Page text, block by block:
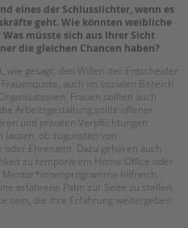
eines der Schlusslichter, wenn es
geht. Wie könnten weibliche
müsste sich aus Ihrer Sicht
die gleichen Chancen haben?
wie gesagt, den Willen der Entscheider
auch im sozialen Bereich
Frauen sollten auch
Arbeitsgestaltung sollte offener
und privaten Verpflichtungen
ob zugunsten von
Ehrenamt. Dazu gehören auch
zu temporärem Home Office oder
Mentor*innenprogramme hilfreich,
erfahrene Patin zur Seite zu stellen.
sein, die ihre Erfahrung weitergeben